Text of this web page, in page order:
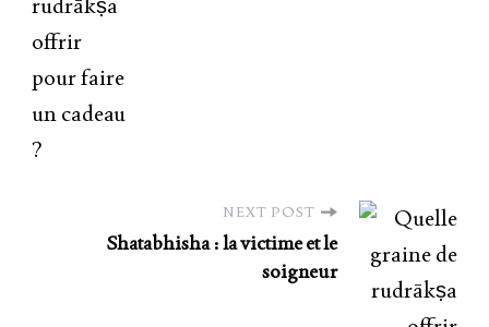
NEXT POST
Shatabhisha : la victime et le
soigneur